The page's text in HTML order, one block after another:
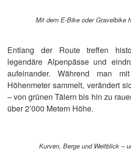
Mit dem E-Bike oder Gravelbike
Entlang der Route treffen
legendäre Alpenpässe und
aufeinander. Während man
Höhenmeter sammelt, verändert
– von grünen Tälern bis hin zu
über 2’000 Metern Höhe.
Kurven, Berge und Weitblick –